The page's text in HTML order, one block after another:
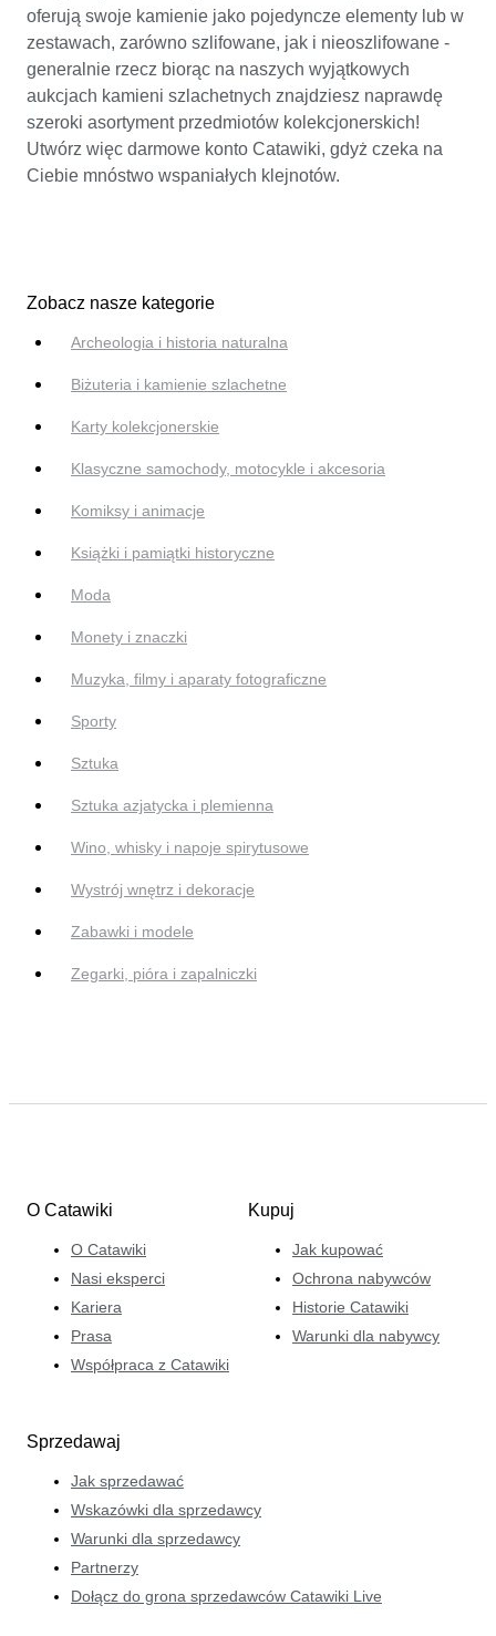
oferują swoje kamienie jako pojedyncze elementy lub w
zestawach, zarówno szlifowane, jak i nieoszlifowane -
generalnie rzecz biorąc na naszych wyjątkowych
aukcjach kamieni szlachetnych znajdziesz naprawdę
szeroki asortyment przedmiotów kolekcjonerskich!
Utwórz więc darmowe konto Catawiki, gdyż czeka na
Ciebie mnóstwo wspaniałych klejnotów.
Zobacz nasze kategorie
Archeologia i historia naturalna
Biżuteria i kamienie szlachetne
Karty kolekcjonerskie
Klasyczne samochody, motocykle i akcesoria
Komiksy i animacje
Książki i pamiątki historyczne
Moda
Monety i znaczki
Muzyka, filmy i aparaty fotograficzne
Sporty
Sztuka
Sztuka azjatycka i plemienna
Wino, whisky i napoje spirytusowe
Wystrój wnętrz i dekoracje
Zabawki i modele
Zegarki, pióra i zapalniczki
O Catawiki
O Catawiki
Nasi eksperci
Kariera
Prasa
Współpraca z Catawiki
Kupuj
Jak kupować
Ochrona nabywców
Historie Catawiki
Warunki dla nabywcy
Sprzedawaj
Jak sprzedawać
Wskazówki dla sprzedawcy
Warunki dla sprzedawcy
Partnerzy
Dołącz do grona sprzedawców Catawiki Live